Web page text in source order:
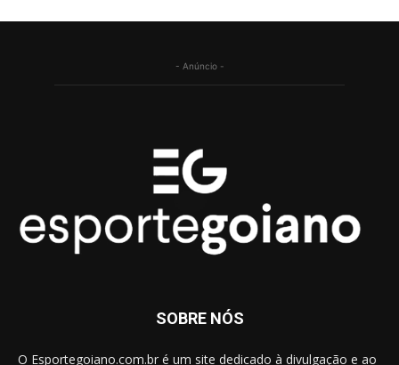
- Anúncio -
SOBRE NÓS
O Esportegoiano.com.br é um site dedicado à divulgação e ao